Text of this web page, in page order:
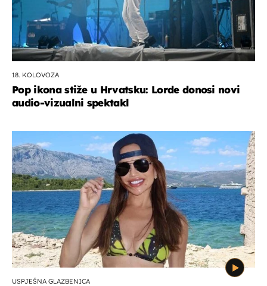
18. KOLOVOZA
Pop ikona stiže u Hrvatsku: Lorde donosi novi
audio-vizualni spektakl
USPJEŠNA GLAZBENICA